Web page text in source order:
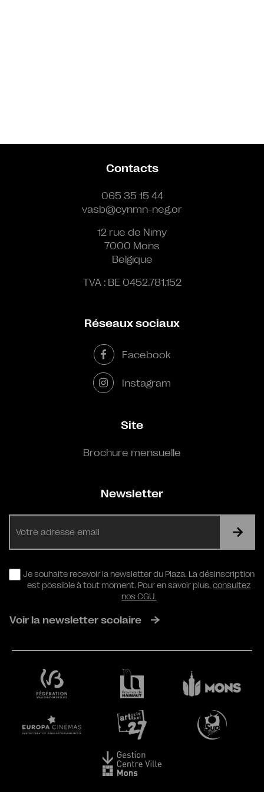
Contacts
065 35 15 44
vasb@cynmn-neg.or
12 rue de Nimy
7000 Mons
Belgique
TVA : BE 0452.781.152
Réseaux sociaux
Facebook
Instagram
Site
Brochure mensuelle
Newsletter
RGPD
Je souhaite recevoir la newsletter du Plaza. La désinscription
est possible à tout moment. Pour en savoir plus,consultez
nos CGU.
Voir la newsletter scolaire